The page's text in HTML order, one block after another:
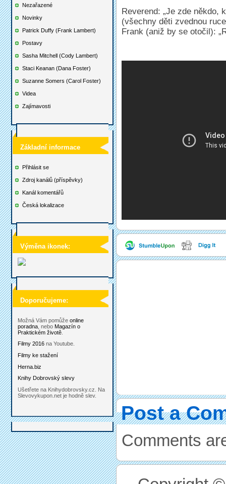
Nezařazené
Novinky
Patrick Duffy (Frank Lambert)
Postavy
Sasha Mitchell (Cody Lambert)
Staci Keanan (Dana Foster)
Suzanne Somers (Carol Foster)
Videa
Zajímavosti
Základní informace
Přihlásit se
Zdroj kanálů (příspěvky)
Kanál komentářů
Česká lokalizace
Výměna ikonek:
Doporučujeme:
Možná Vám pomůže online
poradna , nebo Magazín o
Praktickém životě
Filmy 2016 na Youtube.
Filmy ke stažení
Herna.biz
Knihy Dobrovský slevy
Ušetřete na Knihydobrovsky.cz. Na
Slevovykupon.net je hodně slev.
Reverend: „Je zde někdo,
(všechny děti zvednou
Frank (aniž by se otočil):
Post a
Comments